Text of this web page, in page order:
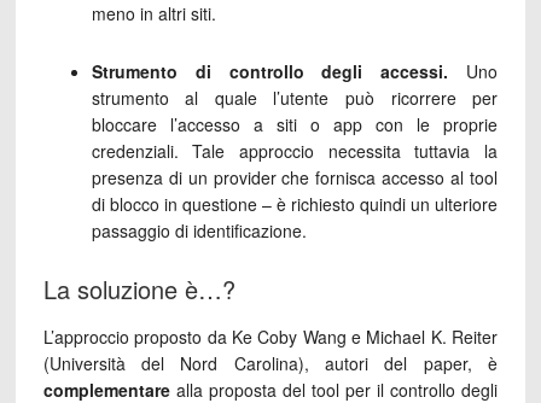
meno in altri siti.
Strumento di controllo degli accessi. Uno
strumento al quale l’utente può ricorrere per
bloccare l’accesso a siti o app con le proprie
credenziali. Tale approccio necessita tuttavia la
presenza di un provider che fornisca accesso al tool
di blocco in questione – è richiesto quindi un ulteriore
passaggio di identificazione.
La soluzione è…?
L’approccio proposto da Ke Coby Wang e Michael K. Reiter
(Università del Nord Carolina), autori del paper, è
complementarealla proposta del tool per il controllo degli